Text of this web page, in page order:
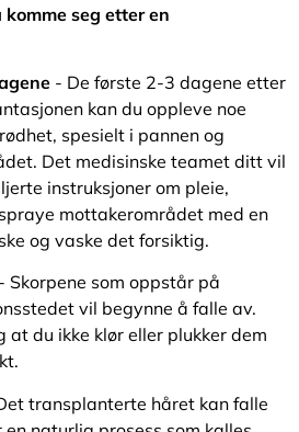
seg etter en
- De første 2-3 dagene etter
kan du oppleve noe
spesielt i pannen og
Det medisinske teamet ditt vil
instruksjoner om pleie,
mottakerområdet med en
og vaske det forsiktig.
- Skorpene som oppstår på
vil begynne å falle av.
at du ikke klør eller plukker dem
transplanterte håret kan falle